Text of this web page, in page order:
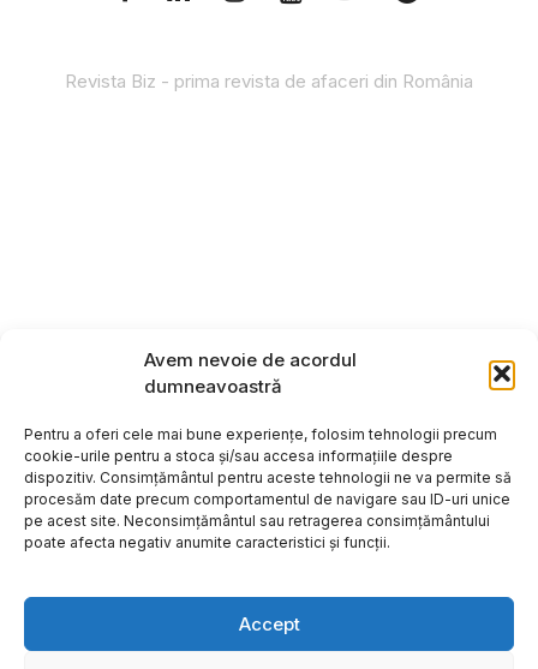
Avem nevoie de acordul
dumneavoastră
Pentru a oferi cele mai bune experiențe, folosim tehnologii precum
cookie-urile pentru a stoca și/sau accesa informațiile despre
dispozitiv. Consimțământul pentru aceste tehnologii ne va permite să
procesăm date precum comportamentul de navigare sau ID-uri unice
pe acest site. Neconsimțământul sau retragerea consimțământului
poate afecta negativ anumite caracteristici și funcții.
Accept
Revista Biz - prima revista de afaceri din România